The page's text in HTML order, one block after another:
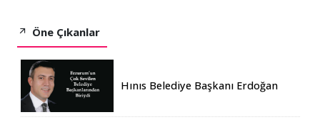
Öne Çıkanlar
Hınıs Belediye Başkanı Erdoğan